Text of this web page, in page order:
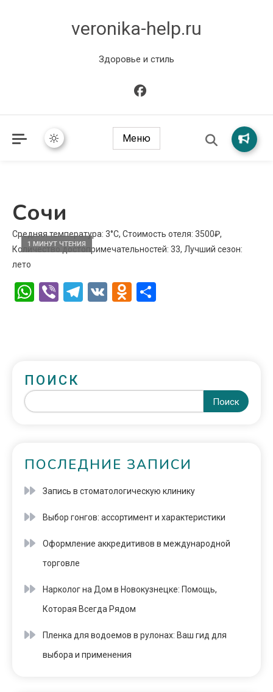
veronika-help.ru
Здоровье и стиль
Меню
Сочи
1 МИНУТ ЧТЕНИЯ
Средняя температура: 3°C, Стоимость отеля: 3500₽,
Количество достопримечательностей: 33, Лучший сезон:
лето
WhatsApp
ViberTelegram
VK Odnoklassniki
ПОИСК
Поиск
ПОСЛЕДНИЕ ЗАПИСИ
Запись в стоматологическую клинику
Выбор гонгов: ассортимент и характеристики
Оформление аккредитивов в международной
торговле
Нарколог на Дом в Новокузнецке: Помощь,
Которая Всегда Рядом
Пленка для водоемов в рулонах: Ваш гид для
выбора и применения